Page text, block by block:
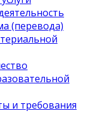
(перевода)
и требования